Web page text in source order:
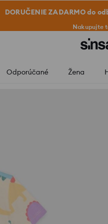
DORUČENIE ZADARMO do
Nakupujte
Odporúčané Žena